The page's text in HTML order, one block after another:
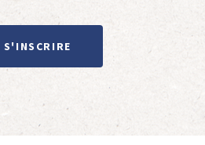
S'INSCRIRE